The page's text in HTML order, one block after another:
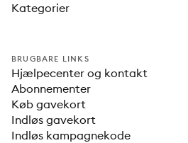
Kategorier
BRUGBARE LINKS
Hjælpecenter og kontakt
Abonnementer
Køb gavekort
Indløs gavekort
Indløs kampagnekode